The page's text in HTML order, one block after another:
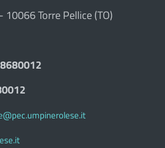
Torre Pellice (TO)